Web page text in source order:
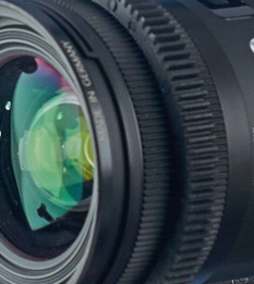
Suizidpräventionsarbeit: JVA
gestalten: Minister Limbach
Zukunftswerkstatt Justiz
des Jahrgangs 2024/2026
geehrt
helfen Streit schlichten!